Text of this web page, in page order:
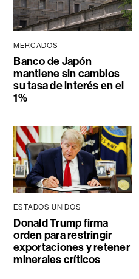
MERCADOS
Banco de Japón
mantiene sin cambios
su tasa de interés en el
1%
ESTADOS UNIDOS
Donald Trump firma
orden para restringir
exportaciones y retener
minerales críticos